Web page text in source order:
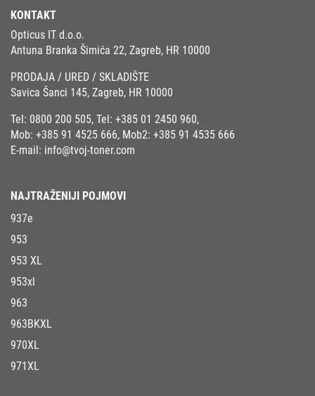
KONTAKT
Opticus IT d.o.o.
Antuna Branka Šimića 22, Zagreb, HR 10000
PRODAJA / URED / SKLADIŠTE
Savica Šanci 145, Zagreb, HR 10000
Tel: 0800 200 505, Tel: +385 01 2450 960,
Mob: +385 91 4525 666, Mob2: +385 91 4535 666
E-mail: info@tvoj-toner.com
NAJTRAŽENIJI POJMOVI
937e
953
953 XL
953xl
963
963BKXL
970XL
971XL